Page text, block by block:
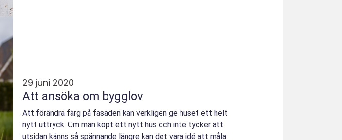
29 juni 2020
Att ansöka om bygglov
Att förändra färg på fasaden kan verkligen ge huset ett helt
nytt uttryck. Om man köpt ett nytt hus och inte tycker att
utsidan känns så spännande längre kan det vara idé att måla